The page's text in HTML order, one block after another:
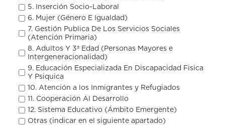
5. Inserción Socio-Laboral
6. Mujer (Género E Igualdad)
7. Gestión Publica De Los Servicios Sociales
(Atención Primaria)
8. Adultos Y 3ª Edad (Personas Mayores e
Intergeneracionalidad)
9. Educación Especializada En Discapacidad Fisica
Y Psiquica
10. Atención a los Inmigrantes y Refugiados
11. Cooperación Al Desarrollo
12. Sistema Educativo (Ámbito Emergente)
Otras (indicar en el siguiente apartado)